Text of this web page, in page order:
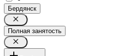
Бердянск
Полная занятость